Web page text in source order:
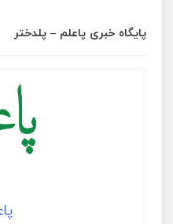
پایگاه خبری پاعلم – پلدختر